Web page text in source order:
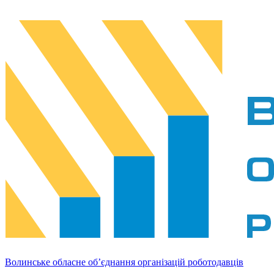
Волинське обласне об’єднання організацій роботодавців